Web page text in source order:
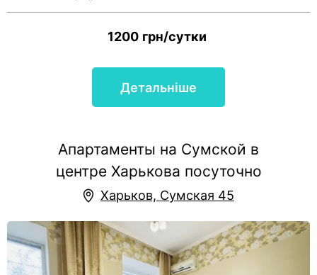
1200 грн/сутки
Детальніше
Апартаменты на Сумской в
центре Харькова посуточно
Харьков, Сумская 45